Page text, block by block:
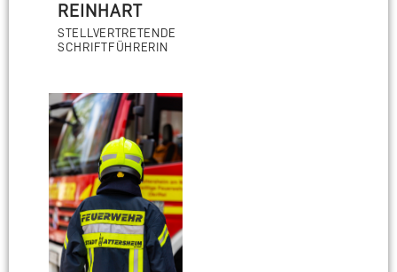
REINHART
STELLVERTRETENDE
SCHRIFTFÜHRERIN